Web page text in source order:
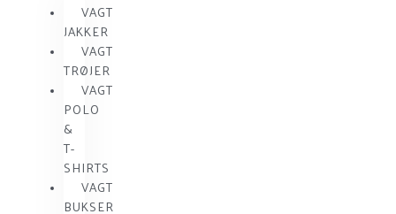
VAGT
JAKKER
VAGT
TRØJER
VAGT
POLO
&
T-
SHIRTS
VAGT
BUKSER